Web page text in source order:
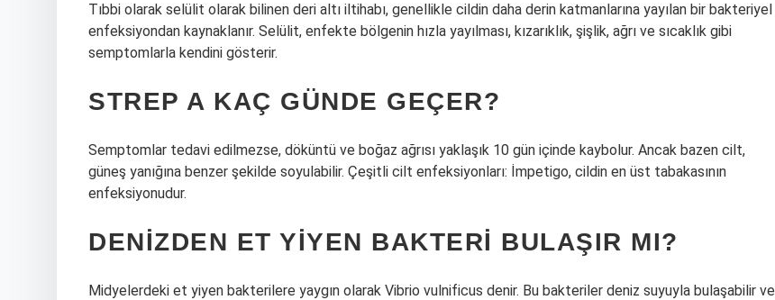
Tıbbi olarak selülit olarak bilinen deri altı iltihabı, genellikle cildin daha derin katmanlarına yayılan bir bakteriyel
enfeksiyondan kaynaklanır. Selülit, enfekte bölgenin hızla yayılması, kızarıklık, şişlik, ağrı ve sıcaklık gibi
semptomlarla kendini gösterir.
STREP A KAÇ GÜNDE GEÇER?
Semptomlar tedavi edilmezse, döküntü ve boğaz ağrısı yaklaşık 10 gün içinde kaybolur. Ancak bazen cilt,
güneş yanığına benzer şekilde soyulabilir. Çeşitli cilt enfeksiyonları: İmpetigo, cildin en üst tabakasının
enfeksiyonudur.
DENIZDEN ET YIYEN BAKTERI BULAŞIR MI?
Midyelerdeki et yiyen bakterilere yaygın olarak Vibrio vulnificus denir. Bu bakteriler deniz suyuyla bulaşabilir ve